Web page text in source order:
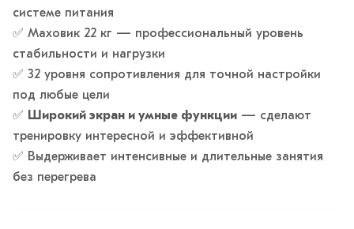
системе питания
✅ Маховик 22 кг — профессиональный уровень
стабильности и нагрузки
✅ 32 уровня сопротивления для точной настройки
под любые цели
✅ Широкий экран и умные функции — сделают
тренировку интересной и эффективной
✅ Выдерживает интенсивные и длительные занятия
без перегрева